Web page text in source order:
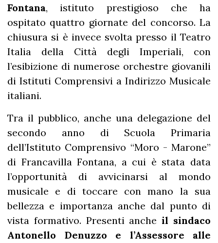
Fontana, istituto prestigioso che ha
ospitato quattro giornate del concorso. La
chiusura si è invece svolta presso il Teatro
Italia della Città degli Imperiali, con
l’esibizione di numerose orchestre giovanili
di Istituti Comprensivi a Indirizzo Musicale
italiani.
Tra il pubblico, anche una delegazione del
secondo anno di Scuola Primaria
dell’Istituto Comprensivo “Moro - Marone”
di Francavilla Fontana, a cui è stata data
l’opportunità di avvicinarsi al mondo
musicale e di toccare con mano la sua
bellezza e importanza anche dal punto di
vista formativo. Presenti ancheil sindaco
Antonello Denuzzo e l’Assessore alle